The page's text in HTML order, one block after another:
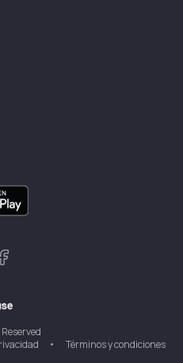
• Términos y condiciones